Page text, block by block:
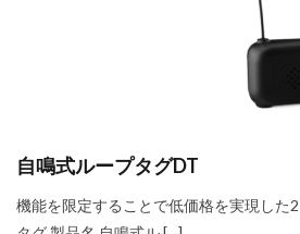
自鳴式ループタグDT
機能を限定することで低価格を実現した